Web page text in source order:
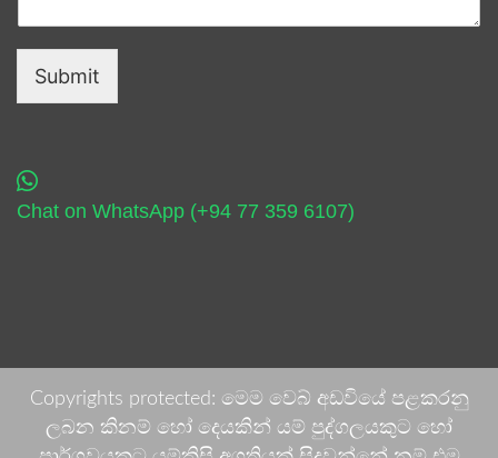
Submit
Chat on WhatsApp (+94 77 359 6107)
Copyrights protected: මෙම වෙබ් අඩවියේ පළකරනු
ලබන කිනම් හෝ දෙයකින් යම් පුද්ගලයකුට හෝ